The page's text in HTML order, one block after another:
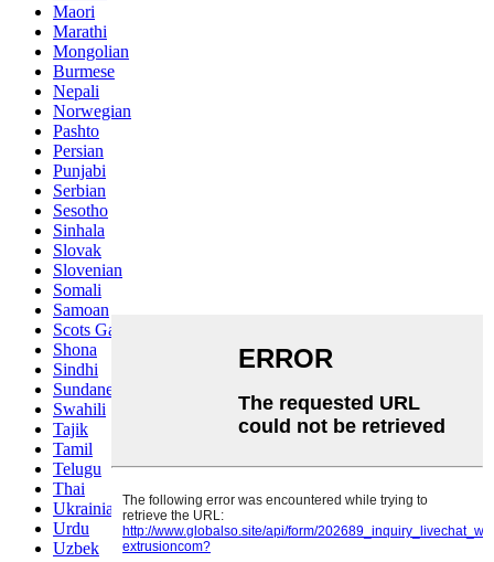
Maori
Marathi
Mongolian
Burmese
Nepali
Norwegian
Pashto
Persian
Punjabi
Serbian
Sesotho
Sinhala
Slovak
Slovenian
Somali
Samoan
Scots Gaelic
Shona
Sindhi
Sundanese
Swahili
Tajik
Tamil
Telugu
Thai
Ukrainian
Urdu
Uzbek